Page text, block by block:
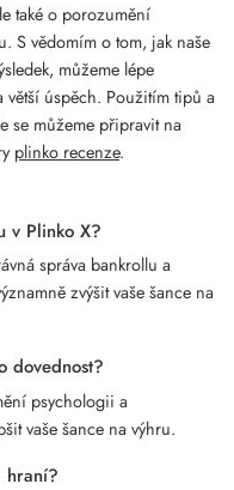
také o porozumění
S vědomím o tom, jak naše
můžeme lépe
větší úspěch. Použitím tipů a
se můžeme připravit na
plinko recenze.
v Plinko X?
správa bankrollu a
zvýšit vaše šance na
dovednost?
psychologii a
vaše šance na výhru.
hraní?